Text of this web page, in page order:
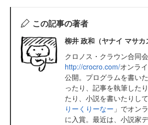
この記事の著者
柳井 政和（ヤナイ マサカ
クロノス・クラウン合同
http://crocro.com/オンラ
公開。プログラムを書い
ったり、記事を執筆した
たり、小説を書いたりし
りーくりーなー 」でオン
に入賞。最近は、小説家